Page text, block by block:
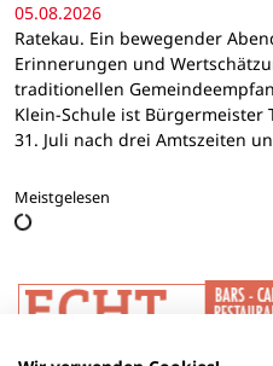
05.08.2026
Ratekau. Ein bewegender
Erinnerungen und
traditionellen
Klein-Schule ist Bürgermeister
31. Juli nach drei Amtszeiten
Meistgelesen